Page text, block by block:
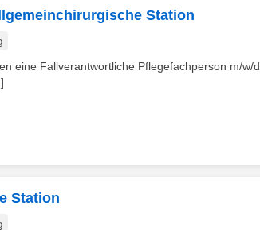
Station
eine Fallverantwortliche Pflegefachperson m/w/d
]
Station